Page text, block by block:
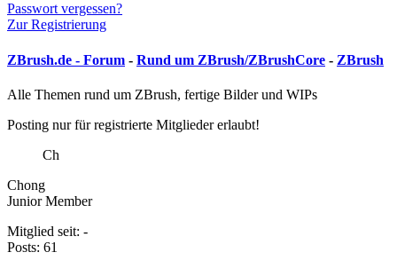
Passwort vergessen?
Zur Registrierung
ZBrush.de - Forum - Rund um ZBrush/ZBrushCore - ZBrush
Alle Themen rund um ZBrush, fertige Bilder und WIPs
Posting nur für registrierte Mitglieder erlaubt!
Ch
Chong
Junior Member
Mitglied seit: -
Posts: 61